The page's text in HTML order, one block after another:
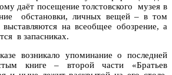
даёт посещение толстовского музея в
обстановки, личных вещей – в том
на всеобщее обозрение, а
в запасниках.
возникало упоминание о последней
книге – второй части «Братьев